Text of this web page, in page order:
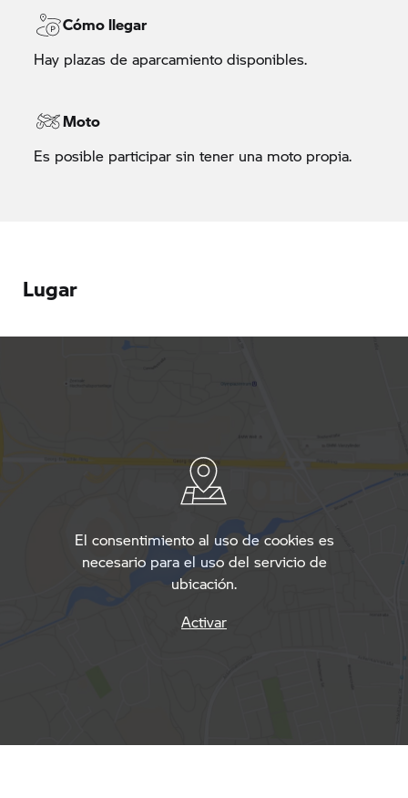
Cómo llegar
Hay plazas de aparcamiento disponibles.
Moto
Es posible participar sin tener una moto propia.
Lugar
El consentimiento al uso de cookies es
necesario para el uso del servicio de
ubicación.
Activar